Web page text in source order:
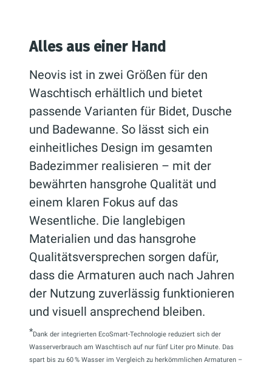
Alles aus einer Hand
Neovis ist in zwei Größen für den
Waschtisch erhältlich und bietet
passende Varianten für Bidet, Dusche
und Badewanne. So lässt sich ein
einheitliches Design im gesamten
Badezimmer realisieren – mit der
bewährten hansgrohe Qualität und
einem klaren Fokus auf das
Wesentliche. Die langlebigen
Materialien und das hansgrohe
Qualitätsversprechen sorgen dafür,
dass die Armaturen auch nach Jahren
der Nutzung zuverlässig funktionieren
und visuell ansprechend bleiben.
*Dank der integrierten EcoSmart-Technologie reduziert sich der
Wasserverbrauch am Waschtisch auf nur fünf Liter pro Minute. Das
spart bis zu 60 % Wasser im Vergleich zu herkömmlichen Armaturen –